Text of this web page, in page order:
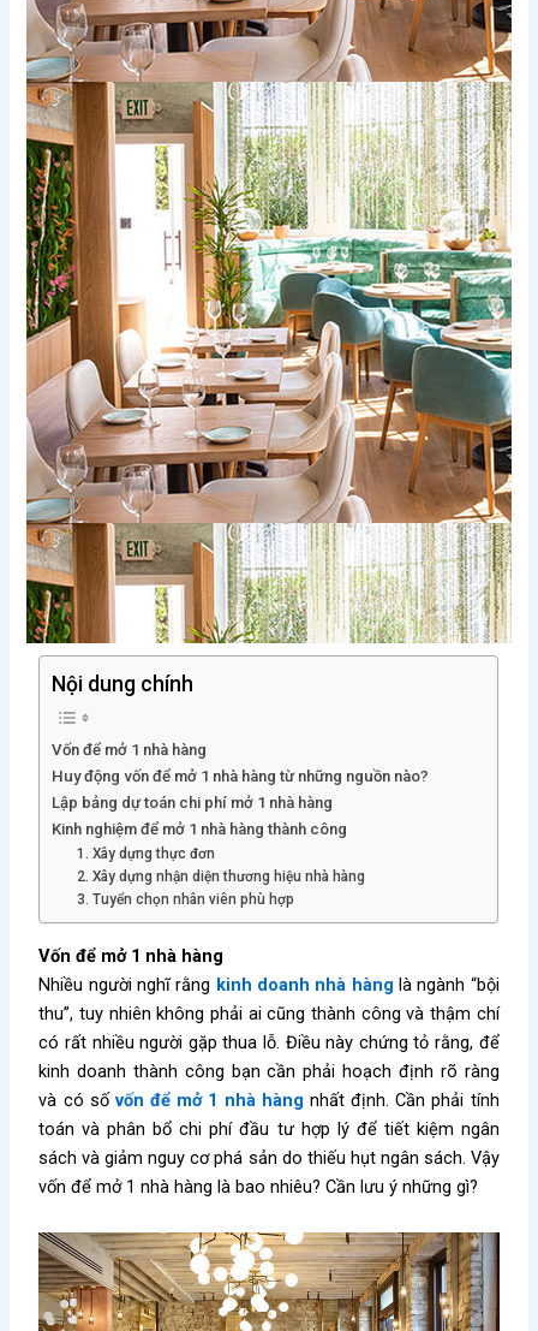
Nội dung chính
Vốn để mở 1 nhà hàng
Huy động vốn để mở 1 nhà hàng từ những nguồn nào?
Lập bảng dự toán chi phí mở 1 nhà hàng
Kinh nghiệm để mở 1 nhà hàng thành công
1. Xây dựng thực đơn
2. Xây dựng nhận diện thương hiệu nhà hàng
3. Tuyển chọn nhân viên phù hợp
Vốn để mở 1 nhà hàng
Nhiều người nghĩ rằng kinh doanh nhà hàng là ngành “bội
thu”, tuy nhiên không phải ai cũng thành công và thậm chí
có rất nhiều người gặp thua lỗ. Điều này chứng tỏ rằng, để
kinh doanh thành công bạn cần phải hoạch định rõ ràng
và có số vốn để mở 1 nhà hàng nhất định. Cần phải tính
toán và phân bổ chi phí đầu tư hợp lý để tiết kiệm ngân
sách và giảm nguy cơ phá sản do thiếu hụt ngân sách. Vậy
vốn để mở 1 nhà hàng là bao nhiêu? Cần lưu ý những gì?